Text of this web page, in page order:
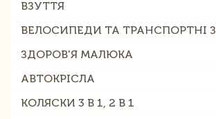
ВЗУТТЯ
ВЕЛОСИПЕДИ ТА ТРАНСПОРТНІ
ЗДОРОВ'Я МАЛЮКА
АВТОКРІСЛА
КОЛЯСКИ 3 В 1, 2 В 1